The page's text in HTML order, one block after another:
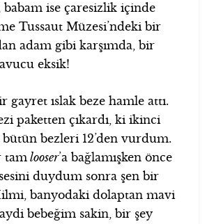
babam ise çaresizlik içinde
Tussaut Müzesi’ndeki bir
adam gibi karşımda, bir
eksik!
gayret ıslak beze hamle attı.
paketten çıkardı, ki ikinci
bezleri 12’den vurdum.
tam looser’a bağlamışken önce
duydum sonra şen bir
banyodaki dolaptan mavi
bebeğim sakin, bir şey